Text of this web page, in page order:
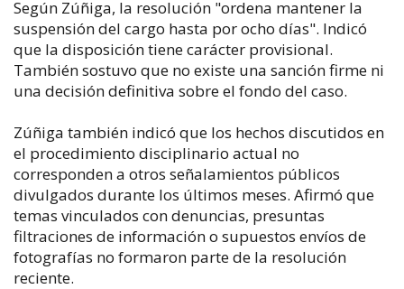
Según Zúñiga, la resolución "ordena mantener la
suspensión del cargo hasta por ocho días". Indicó
que la disposición tiene carácter provisional.
También sostuvo que no existe una sanción firme ni
una decisión definitiva sobre el fondo del caso.
Zúñiga también indicó que los hechos discutidos en
el procedimiento disciplinario actual no
corresponden a otros señalamientos públicos
divulgados durante los últimos meses. Afirmó que
temas vinculados con denuncias, presuntas
filtraciones de información o supuestos envíos de
fotografías no formaron parte de la resolución
reciente.